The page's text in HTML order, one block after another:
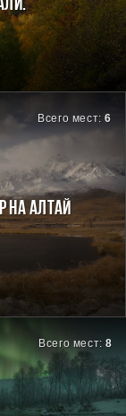
Всего мест:6
НА АЛТАЙ
Всего мест:8